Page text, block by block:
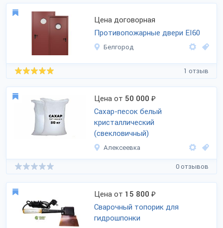
Цена договорная
Противопожарные двери EI60
Белгород
1 отзыв
Цена от 50 000 ₽
Сахар-песок белый
кристаллический
(свекловичный)
Алексеевка
0 отзывов
Цена от 15 800 ₽
Сварочный топорик для
гидрошпонки